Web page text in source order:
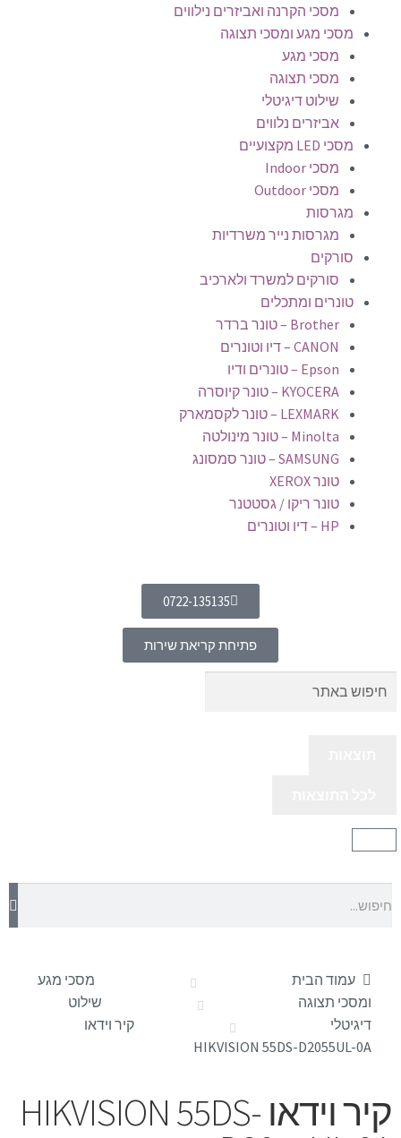
מסכי הקרנה ואביזרים נילווים
מסכי מגע ומסכי תצוגה
מסכי מגע
מסכי תצוגה
שילוט דיגיטלי
אביזרים נלווים
מסכי LED מקצועיים
מסכי Indoor
מסכי Outdoor
מגרסות
מגרסות נייר משרדיות
סורקים
סורקים למשרד ולארכיב
טונרים ומתכלים
Brother – טונר ברדר
CANON – דיו וטונרים
Epson – טונרים ודיו
KYOCERA – טונר קיוסרה
LEXMARK – טונר לקסמארק
Minolta – טונר מינולטה
SAMSUNG – טונר סמסונג
טונר XEROX
טונר ריקו / גסטטנר
HP – דיו וטונרים
0722-135135
פתיחת קריאת שירות
עמוד הבית
מסכי מגע
ומסכי תצוגה
שילוט
דיגיטלי
קיר וידאו
HIKVISION 55DS-D2055UL-0A
קיר וידאו HIKVISION 55DS-